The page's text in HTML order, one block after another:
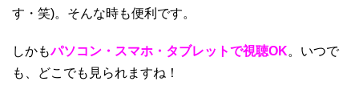
す・笑)。そんな時も便利です。
しかもパソコン・スマホ・タブレットで視聴OK。いつで
も、どこでも見られますね！